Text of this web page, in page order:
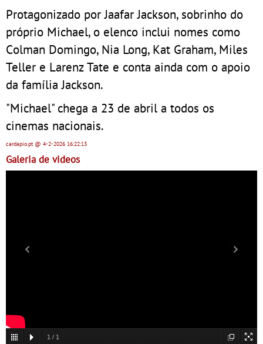
Protagonizado por Jaafar Jackson, sobrinho do
próprio Michael, o elenco inclui nomes como
Colman Domingo, Nia Long, Kat Graham, Miles
Teller e Larenz Tate e conta ainda com o apoio
da família Jackson.
"Michael" chega a 23 de abril a todos os
cinemas nacionais.
cardapio.pt@ 4-2-2026 16:22:13
Galeria de videos
1 / 1